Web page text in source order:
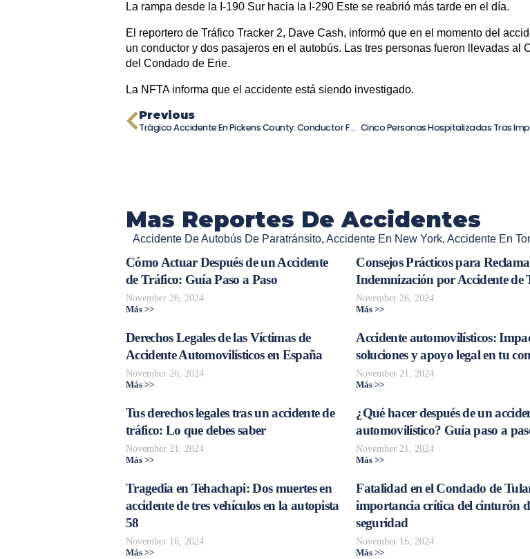
La rampa desde la I-190 Sur hacia la I-290 Este se reabrió más tarde en el día.
El reportero de Tráfico Tracker 2, Dave Cash, informó que en el momento del
un conductor y dos pasajeros en el autobús. Las tres personas fueron llevadas al
del Condado de Erie.
La NFTA informa que el accidente está siendo investigado.
Previous
Trágico Accidente En Pickens County: Conductor Fallece En Choque De Un Solo Vehículo
Mas Reportes De Accidentes
Accidente De Autobús De Paratránsito, Accidente En New York, Accidente En
Cómo Actuar Después de un Accidente
de Tráfico: Guía Paso a Paso
November 26, 2024
Más >>
Consejos Prácticos para
Indemnización por Accidente de
November 26, 2024
Más >>
Derechos Legales de las Víctimas de
Accidente Automovilísticos en España
November 26, 2024
Más >>
Accidente automovilísticos:
soluciones y apoyo legal en tu
November 21, 2024
Más >>
Tus derechos legales tras un accidente de
tráfico: Lo que debes saber
November 21, 2024
Más >>
¿Qué hacer después de un
automovilístico? Guía paso a
November 21, 2024
Más >>
Tragedia en Tehachapi: Dos muertes en
accidente de tres vehículos en la autopista
58
November 16, 2024
Más >>
Fatalidad en el Condado de
importancia crítica del cinturón
seguridad
November 16, 2024
Más >>